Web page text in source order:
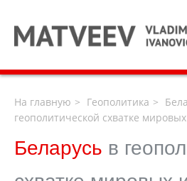
На главную Геополитика
геополитической схватке
Беларусь в